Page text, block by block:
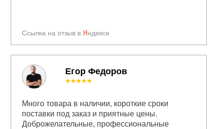
Ссылка на отзыв в Яндексе
Егор Федоров
★★★★★
Много товара в наличии, короткие сроки
поставки под заказ и приятные цены.
Доброжелательные, профессиональные